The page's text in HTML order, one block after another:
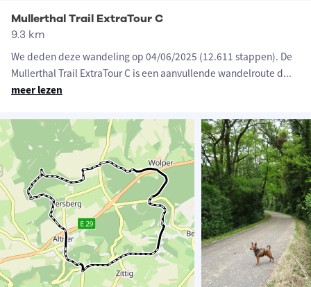
Mullerthal Trail ExtraTour C
9.3 km
We deden deze wandeling op 04/06/2025 (12.611 stappen). De
Mullerthal Trail ExtraTour C is een aanvullende wandelroute d...
meer lezen